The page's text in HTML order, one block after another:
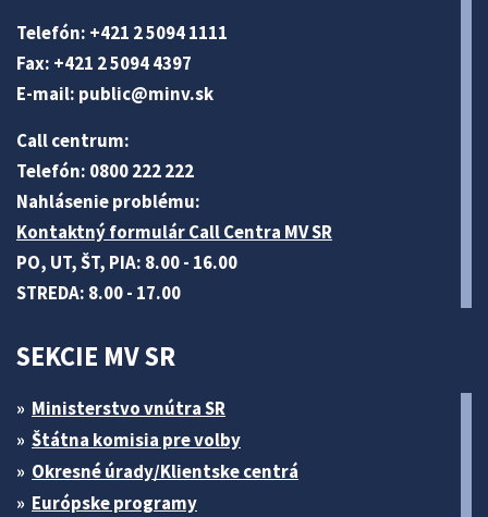
Telefón: +421 2 5094 1111
Fax: +421 2 5094 4397
E-mail: public@minv.sk
Call centrum:
Telefón: 0800 222 222
Nahlásenie problému:
Kontaktný formulár Call Centra MV SR
PO, UT, ŠT, PIA: 8.00 - 16.00
STREDA: 8.00 - 17.00
SEKCIE MV SR
Ministerstvo vnútra SR
Štátna komisia pre volby
Okresné úrady/Klientske centrá
Európske programy